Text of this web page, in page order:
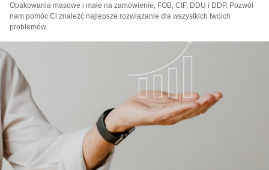
Opakowania masowe i małe na zamówienie, FOB, CIF, DDU i DDP. Pozwól
nam pomóc Ci znaleźć najlepsze rozwiązanie dla wszystkich twoich
problemów.